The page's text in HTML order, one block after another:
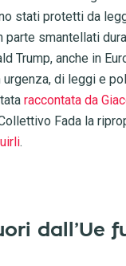
stati protetti da
parte smantellati
Trump, anche in
urgenza, di leggi e
raccontata da
Fada la
.
dall’Ue